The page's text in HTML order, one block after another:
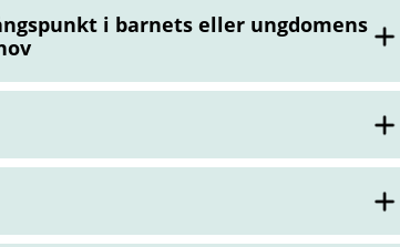
i barnets eller ungdomens